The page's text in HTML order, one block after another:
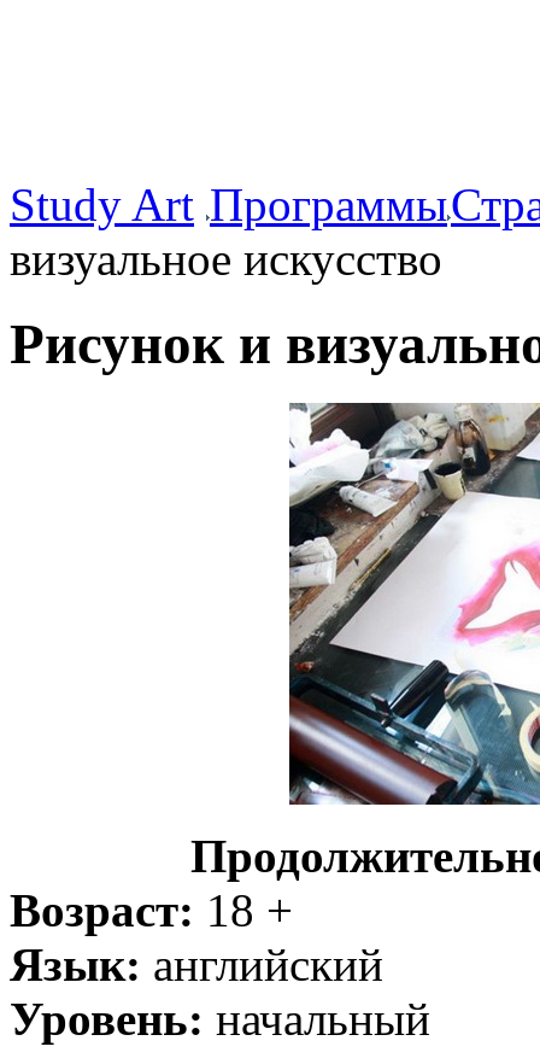
Study Art Программы
визуальное искусство
Рисунок и
Возраст: 18 +
Язык: английский
Уровень: начальный